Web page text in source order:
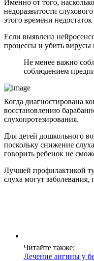
Именно от того,
недоразвитости
этого времени
Если выявлена
процессы и убить вирусы
Не менее важно
соблюдением
Когда диагностирована
восстановлению
слухопротезирования.
Для детей дошкольного
поскольку снижение
говорить ребенок не
Лучшей профилактикой
слуха могут
Читайте также:
Лечение ангины у